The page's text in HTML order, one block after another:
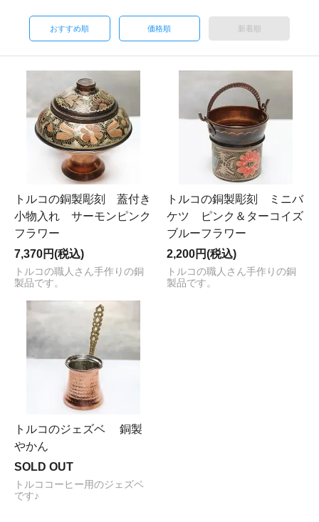
おすすめ順 価格順 新着順
トルコの銅製彫刻 蓋付き
小物入れ サーモンピンク
フラワー
7,370円(税込)
トルコの職人さん手作りの銅
製品です。
トルコの銅製彫刻 ミニバ
ケツ ピンク＆ターコイズ
ブルーフラワー
2,200円(税込)
トルコの職人さん手作りの銅
製品です。
トルコのジェズベ 銅製
やかん
SOLD OUT
トルココーヒー用のジェズベ
です♪